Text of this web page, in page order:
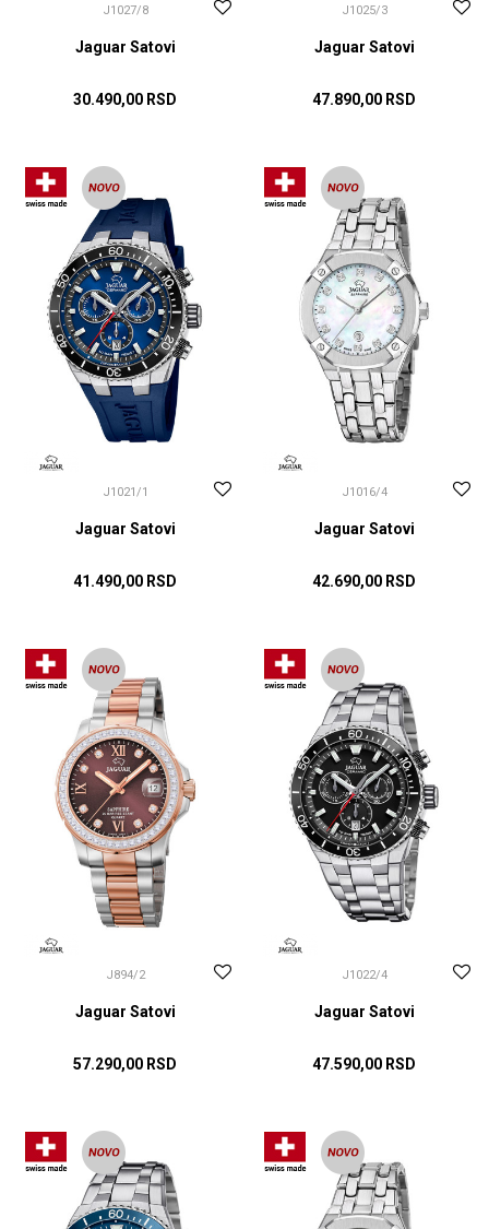
J1027/8
Jaguar Satovi
30.490,00 RSD
DODAJ U KORPU
J1025/3
Jaguar Satovi
47.890,00 RSD
DODAJ U KORPU
J1021/1
Jaguar Satovi
41.490,00 RSD
DODAJ U KORPU
J1016/4
Jaguar Satovi
42.690,00 RSD
DODAJ U KORPU
J894/2
Jaguar Satovi
57.290,00 RSD
DODAJ U KORPU
J1022/4
Jaguar Satovi
47.590,00 RSD
DODAJ U KORPU